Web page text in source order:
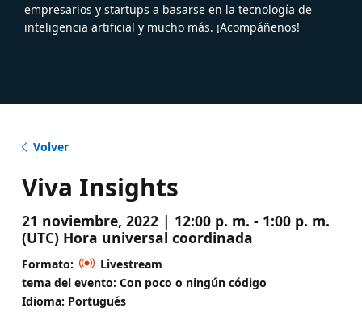
empresarios y startups a basarse en la tecnología de
inteligencia artificial y mucho más. ¡Acompáñenos!
Volver
Viva Insights
21 noviembre, 2022 | 12:00 p. m. - 1:00 p. m.
(UTC) Hora universal coordinada
Formato:
Livestream
tema del evento: Con poco o ningún código
Idioma: Portugués